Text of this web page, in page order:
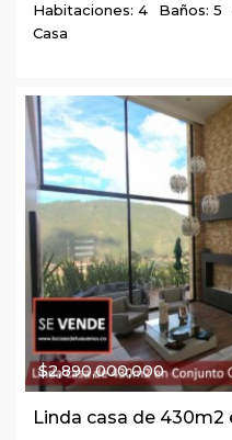
Habitaciones: 4 Baños: 5
Casa
$2,890,000,000